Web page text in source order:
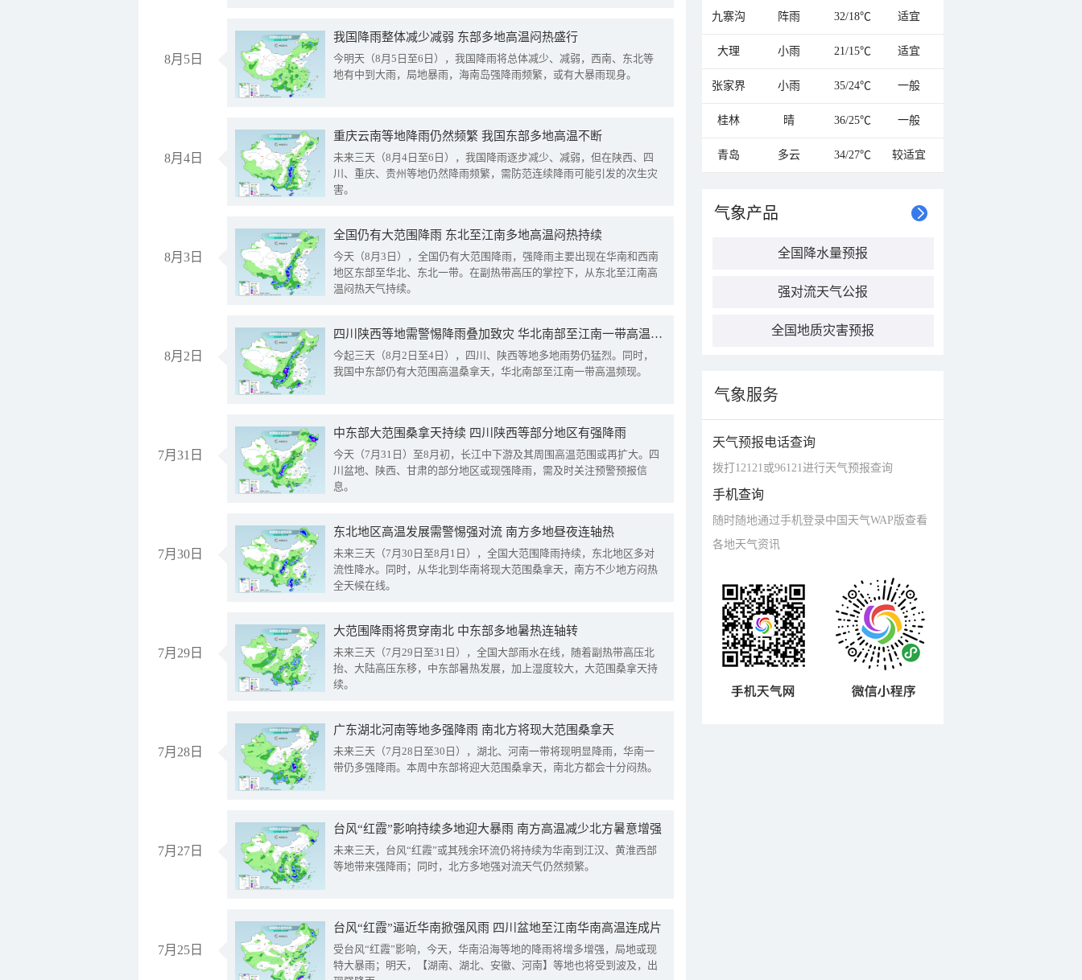
8月5日
我国降雨整体减少减弱 东部多地高温闷热盛行
今明天（8月5日至6日），我国降雨将总体减少、减弱，西南、东北等
地有中到大雨，局地暴雨，海南岛强降雨频繁，或有大暴雨现身。
8月4日
重庆云南等地降雨仍然频繁 我国东部多地高温不断
未来三天（8月4日至6日），我国降雨逐步减少、减弱，但在陕西、四
川、重庆、贵州等地仍然降雨频繁，需防范连续降雨可能引发的次生灾
害。
8月3日
全国仍有大范围降雨 东北至江南多地高温闷热持续
今天（8月3日），全国仍有大范围降雨，强降雨主要出现在华南和西南
地区东部至华北、东北一带。在副热带高压的掌控下，从东北至江南高
温闷热天气持续。
8月2日
四川陕西等地需警惕降雨叠加致灾 华北南部至江南一带高温频现
今起三天（8月2日至4日），四川、陕西等地多地雨势仍猛烈。同时，
我国中东部仍有大范围高温桑拿天，华北南部至江南一带高温频现。
7月31日
中东部大范围桑拿天持续 四川陕西等部分地区有强降雨
今天（7月31日）至8月初，长江中下游及其周围高温范围或再扩大。四
川盆地、陕西、甘肃的部分地区或现强降雨，需及时关注预警预报信
息。
7月30日
东北地区高温发展需警惕强对流 南方多地昼夜连轴热
未来三天（7月30日至8月1日），全国大范围降雨持续，东北地区多对
流性降水。同时，从华北到华南将现大范围桑拿天，南方不少地方闷热
全天候在线。
7月29日
大范围降雨将贯穿南北 中东部多地暑热连轴转
未来三天（7月29日至31日），全国大部雨水在线，随着副热带高压北
抬、大陆高压东移，中东部暑热发展，加上湿度较大，大范围桑拿天持
续。
7月28日
广东湖北河南等地多强降雨 南北方将现大范围桑拿天
未来三天（7月28日至30日），湖北、河南一带将现明显降雨，华南一
带仍多强降雨。本周中东部将迎大范围桑拿天，南北方都会十分闷热。
7月27日
台风“红霞”影响持续多地迎大暴雨 南方高温减少北方暑意增强
未来三天，台风“红霞”或其残余环流仍将持续为华南到江汉、黄淮西部
等地带来强降雨；同时，北方多地强对流天气仍然频繁。
7月25日
台风“红霞”逼近华南掀强风雨 四川盆地至江南华南高温连成片
受台风“红霞”影响，今天，华南沿海等地的降雨将增多增强，局地或现
特大暴雨；明天，【湖南、湖北、安徽、河南】等地也将受到波及，出
九寨沟 阵雨 32/18℃ 适宜
大理 小雨 21/15℃ 适宜
张家界 小雨 35/24℃ 一般
桂林 晴 36/25℃ 一般
青岛 多云 34/27℃ 较适宜
气象产品
全国降水量预报
强对流天气公报
全国地质灾害预报
气象服务
天气预报电话查询
拨打12121或96121进行天气预报查询
手机查询
随时随地通过手机登录中国天气WAP版查看
各地天气资讯